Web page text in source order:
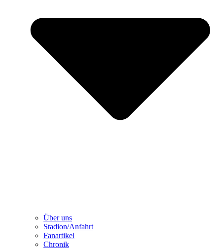
Über uns
Stadion/Anfahrt
Fanartikel
Chronik